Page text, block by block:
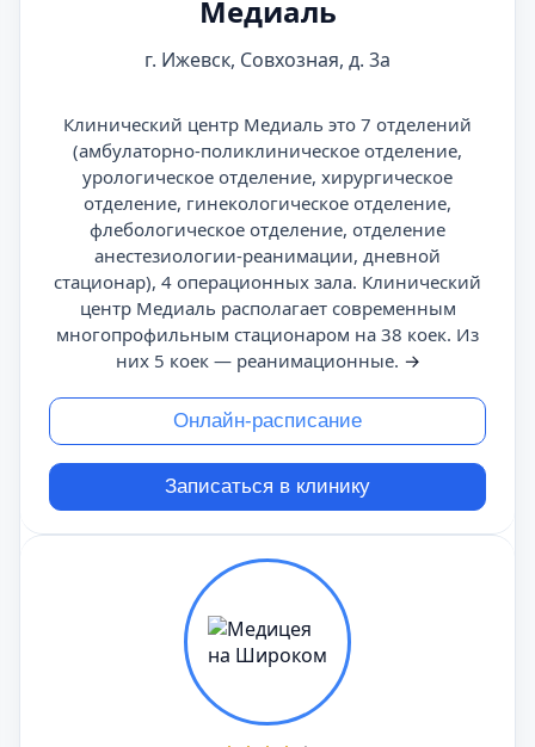
Медиаль
г. Ижевск, Совхозная, д. 3а
Клинический центр Медиаль это 7 отделений
(амбулаторно-поликлиническое отделение,
урологическое отделение, хирургическое
отделение, гинекологическое отделение,
флебологическое отделение, отделение
анестезиологии-реанимации, дневной
стационар), 4 операционных зала. Клинический
центр Медиаль располагает современным
многопрофильным стационаром на 38 коек. Из
них 5 коек — реанимационные. →
Онлайн-расписание
Записаться в клинику